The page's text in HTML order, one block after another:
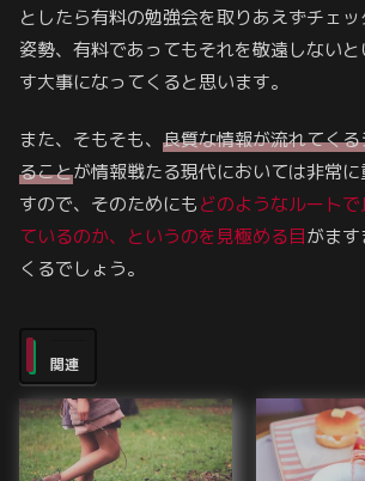
としたら有料の勉強会を取りあえずチェ
姿勢、有料であってもそれを敬遠しない
す大事になってくると思います。
また、そもそも、 良質な情報が流れてく
ることが情報戦たる現代においては非常
すので、そのためにもどのようなルート
ているのか、というのを見極める目がま
くるでしょう。
関連